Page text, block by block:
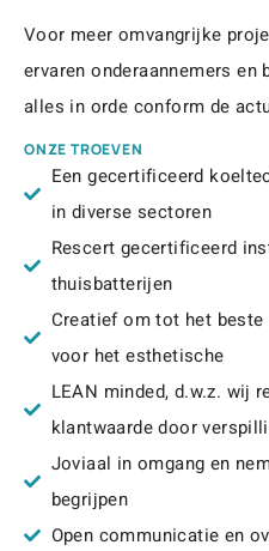
Voor meer omvangrijke
ervaren onderaannemers
alles in orde conform de
ONZE TROEVEN
Een gecertificeerd
in diverse sectoren
Rescert gecertificeerd
thuisbatterijen
Creatief om tot het
voor het esthetische
LEAN minded, d.w.z. wij
klantwaarde door
Joviaal in omgang en
begrijpen
Open communicatie en